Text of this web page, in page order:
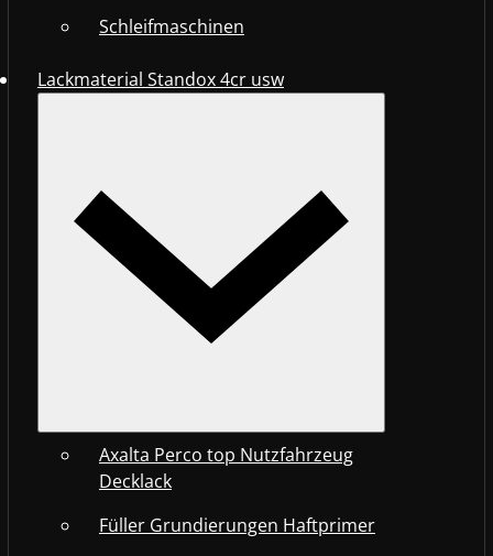
Schleifmaschinen
Lackmaterial Standox 4cr usw
Axalta Perco top Nutzfahrzeug
Decklack
Füller Grundierungen Haftprimer